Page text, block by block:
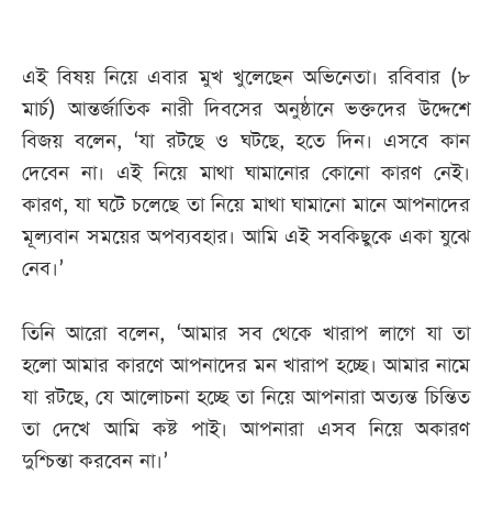
এই বিষয় নিয়ে এবার মুখ খুলেছেন অভিনেতা। রবিবার (৮
মার্চ) আন্তর্জাতিক নারী দিবসের অনুষ্ঠানে ভক্তদের উদ্দেশে
বিজয় বলেন, ‘যা রটছে ও ঘটছে, হতে দিন। এসবে কান
দেবেন না। এই নিয়ে মাথা ঘামানোর কোনো কারণ নেই।
কারণ, যা ঘটে চলেছে তা নিয়ে মাথা ঘামানো মানে আপনাদের
মূল্যবান সময়ের অপব্যবহার। আমি এই সবকিছুকে একা যুঝে
নেব।’
তিনি আরো বলেন, ‘আমার সব থেকে খারাপ লাগে যা তা
হলো আমার কারণে আপনাদের মন খারাপ হচ্ছে। আমার নামে
যা রটছে, যে আলোচনা হচ্ছে তা নিয়ে আপনারা অত্যন্ত চিন্তিত
তা দেখে আমি কষ্ট পাই। আপনারা এসব নিয়ে অকারণ
দুশ্চিন্তা করবেন না।’